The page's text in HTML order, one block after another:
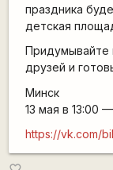
праздника
детская
Придумывайте
друзей и
Минск
13 мая в 13:00
https://vk.com/